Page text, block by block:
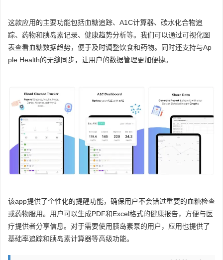
这款应用的主要功能包括血糖追踪、A1C计算器、碳水化合物追
踪、药物和胰岛素记录、健康趋势分析等。我们可以通过可视化图
表查看血糖数据趋势，便于及时调整饮食和药物。同时还支持与Ap
ple Health的无缝同步，让用户的数据管理更加便捷。
该app提供了个性化的提醒功能，确保用户不会错过重要的血糖检查
或药物服用。用户可以生成PDF和Excel格式的健康报告，方便与医
疗提供者分享信息。对于需要使用胰岛素泵的用户，应用也提供了
基础率追踪和胰岛素计算器等高级功能。